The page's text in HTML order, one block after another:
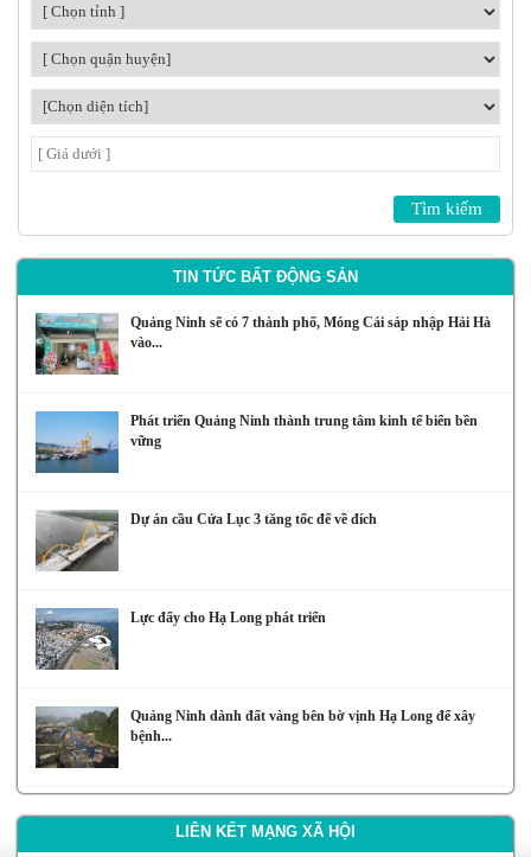
TIN TỨC BẤT ĐỘNG SẢN
Quảng Ninh sẽ có 7 thành phố, Móng Cái sáp nhập Hải Hà
vào...
Phát triển Quảng Ninh thành trung tâm kinh tế biển bền
vững
Dự án cầu Cửa Lục 3 tăng tốc để về đích
Lực đẩy cho Hạ Long phát triển
Quảng Ninh dành đất vàng bên bờ vịnh Hạ Long để xây
bệnh...
LIÊN KẾT MẠNG XÃ HỘI